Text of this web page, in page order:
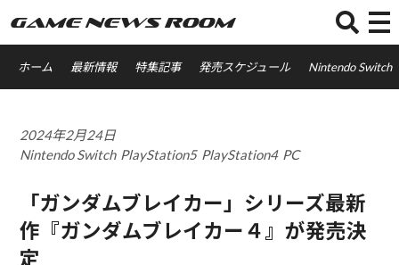
GAME NEWS ROOM
ホーム 最新情報 特集記事 発売スケジュール Nintendo Switch
2024年2月24日
Nintendo Switch PlayStation5 PlayStation4 PC
「ガンダムブレイカー」シリーズ最新
作『ガンダムブレイカー４』が発売決
定